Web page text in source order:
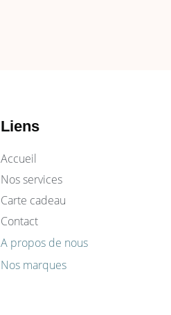
Liens
Accueil
Nos services
Carte cadeau
Contact
A propos de nous
Nos marques